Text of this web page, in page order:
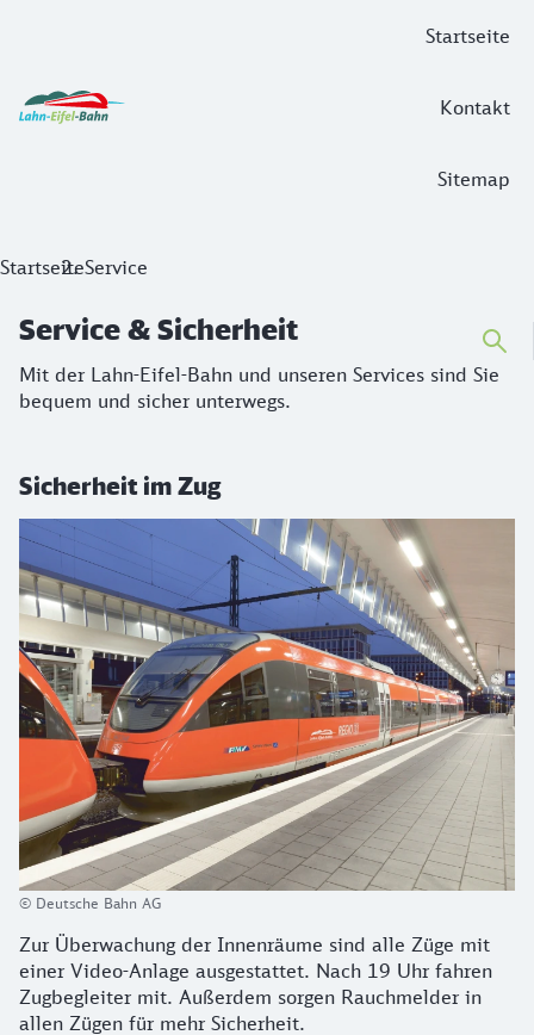
Startseite
Kontakt
Sitemap
Service & Sicherheit
StartseiteService
Service & Sicherheit
Mit der Lahn-Eifel-Bahn und unseren Services sind Sie
bequem und sicher unterwegs.
Sicherheit im Zug
© Deutsche Bahn AG
Zur Überwachung der Innenräume sind alle Züge mit
einer Video-Anlage ausgestattet. Nach 19 Uhr fahren
Zugbegleiter mit. Außerdem sorgen Rauchmelder in
allen Zügen für mehr Sicherheit.